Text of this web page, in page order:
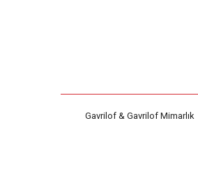
Gavrilof & Gavrilof Mimarlık